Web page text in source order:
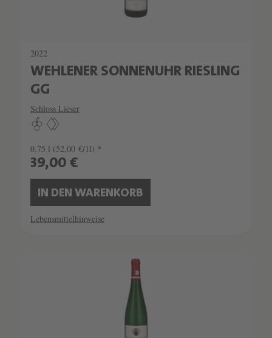
2022
WEHLENER SONNENUHR RIESLING
GG
Schloss Lieser
0.75 l (52,00 €/1l) *
39,00 €
IN DEN WARENKORB
Lebensmittelhinweise